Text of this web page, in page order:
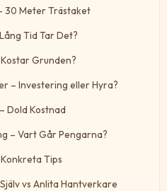
30 Meter Trästaket
Tid Tar Det?
Grunden?
– Investering eller Hyra?
Dold Kostnad
– Vart Går Pengarna?
Tips
vs Anlita Hantverkare